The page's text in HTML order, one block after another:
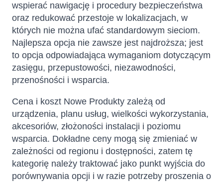
wspierać nawigację i procedury bezpieczeństwa
oraz redukować przestoje w lokalizacjach, w
których nie można ufać standardowym sieciom.
Najlepsza opcja nie zawsze jest najdroższa; jest
to opcja odpowiadająca wymaganiom dotyczącym
zasięgu, przepustowości, niezawodności,
przenośności i wsparcia.
Cena i koszt Nowe Produkty zależą od
urządzenia, planu usług, wielkości wykorzystania,
akcesoriów, złożoności instalacji i poziomu
wsparcia. Dokładne ceny mogą się zmieniać w
zależności od regionu i dostępności, zatem tę
kategorię należy traktować jako punkt wyjścia do
porównywania opcji i w razie potrzeby proszenia o